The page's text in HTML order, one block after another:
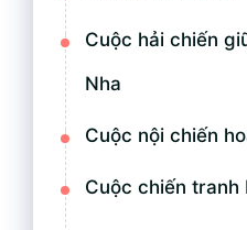
Cuộc hải chiến
Nha
Cuộc nội chiến
Cuộc chiến tranh